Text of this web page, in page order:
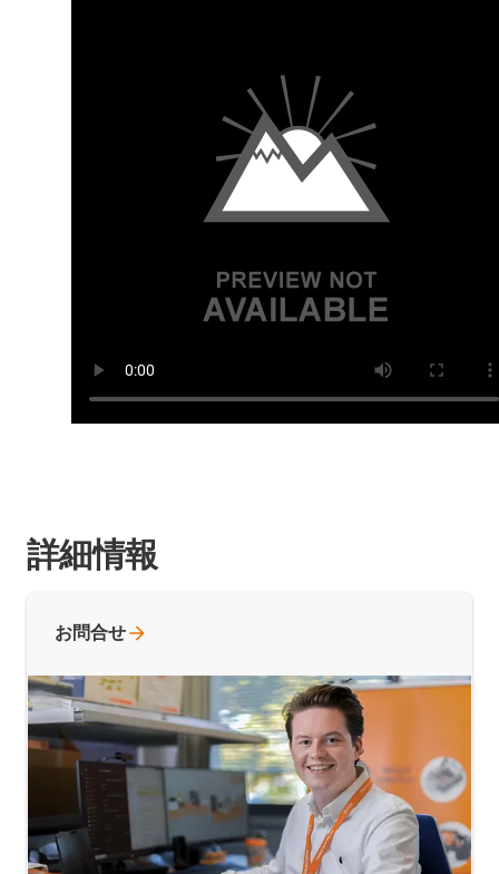
詳細情報
お問合せ